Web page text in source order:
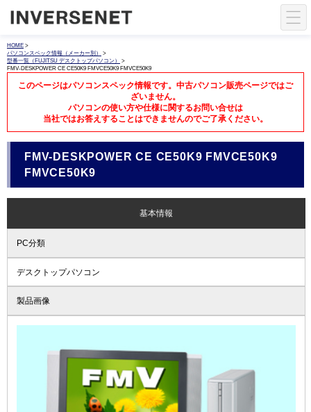
HOME >
パソコンスペック情報（メーカー別）
>
型番一覧（FUJITSU デスクトップパソコン）
>
FMV-DESKPOWER CE CE50K9 FMVCE50K9 FMVCE50K9
このページはパソコンスペック情報です。中古パソコン販売ページではご
ざいません。
パソコンの使い方や仕様に関するお問い合せは
当社ではお答えすることはできませんのでご了承ください。
FMV-DESKPOWER CE CE50K9 FMVCE50K9
FMVCE50K9
基本情報
PC分類
デスクトップパソコン
製品画像